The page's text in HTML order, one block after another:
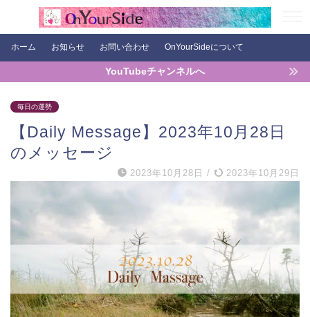
ホーム お知らせ お問い合わせ OnYourSideについて
YouTubeチャンネルへ
毎日の運勢
【Daily Message】2023年10月28日
のメッセージ
2023年10月28日 / 2023年10月29日